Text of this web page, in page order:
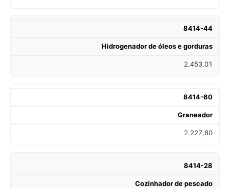
8414-44
Hidrogenador de óleos e gorduras
2.453,01
8414-60
Graneador
2.227,80
8414-28
Cozinhador de pescado